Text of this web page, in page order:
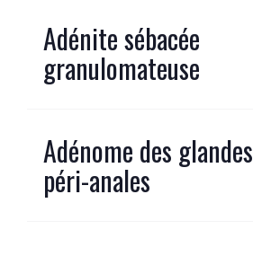
Adénite sébacée
granulomateuse
Adénome des glandes
péri-anales